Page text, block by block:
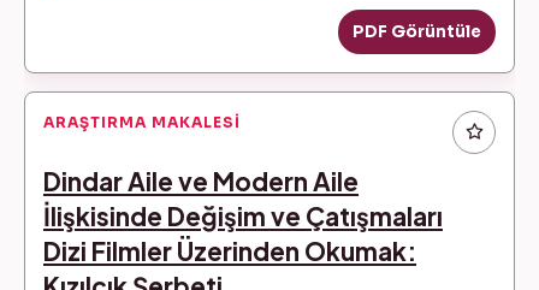
PDF Görüntüle
ARAŞTIRMA MAKALESI
Dindar Aile ve Modern Aile
İlişkisinde Değişim ve Çatışmaları
Dizi Filmler Üzerinden Okumak: